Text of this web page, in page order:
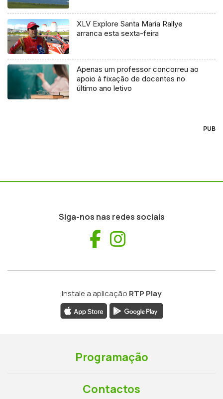
XLV Explore Santa Maria Rallye
arranca esta sexta-feira
Apenas um professor concorreu ao
apoio à fixação de docentes no
último ano letivo
PUB
Siga-nos nas redes sociais
Facebook
Instale a aplicação RTP Play
Programação
Contactos